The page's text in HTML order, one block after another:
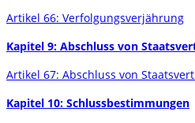
Artikel 66: Verfolgungsverjährung
Kapitel 9: Abschluss von
Artikel 67: Abschluss von
Kapitel 10: Schlussbestimmungen